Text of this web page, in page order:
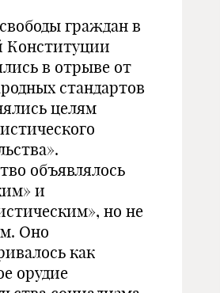
граждан в
Конституции
в отрыве от
стандартов
целям
объявлялось
и
но не
Оно
как
орудие